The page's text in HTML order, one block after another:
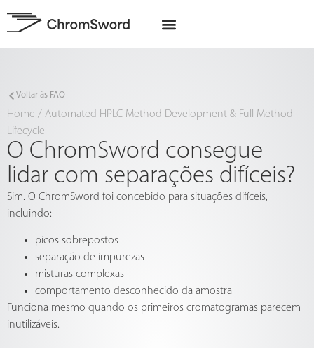
Voltar às FAQ
Home / Automated HPLC Method Development & Full Method
Lifecycle
O ChromSword consegue
lidar com separações difíceis?
Sim. O ChromSword foi concebido para situações difíceis,
incluindo:
picos sobrepostos
separação de impurezas
misturas complexas
comportamento desconhecido da amostra
Funciona mesmo quando os primeiros cromatogramas parecem
inutilizáveis.